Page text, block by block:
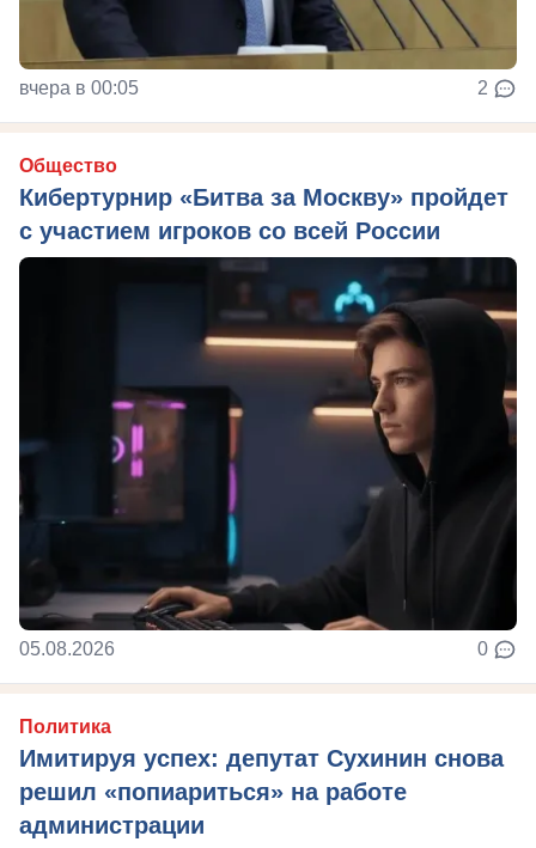
вчера в 00:05 2
Общество
Кибертурнир «Битва за Москву» пройдет
с участием игроков со всей России
05.08.2026 0
Политика
Имитируя успех: депутат Сухинин снова
решил «попиариться» на работе
администрации